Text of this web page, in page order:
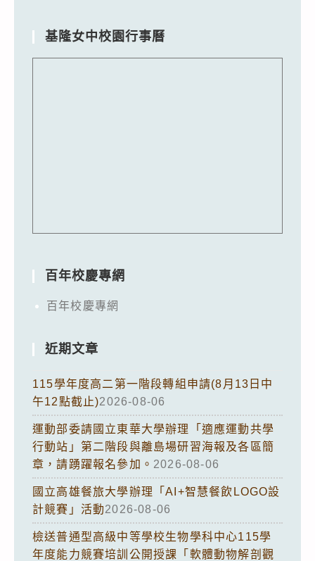
基隆女中校園行事曆
百年校慶專網
百年校慶專網
近期文章
115學年度高二第一階段轉組申請(8月13日中
午12點截止)2026-08-06
運動部委請國立東華大學辦理「適應運動共學
行動站」第二階段與離島場研習海報及各區簡
章，請踴躍報名參加。 2026-08-06
國立高雄餐旅大學辦理「AI+智慧餐飲LOGO設
計競賽」活動2026-08-06
檢送普通型高級中等學校生物學科中心115學
年度能力競賽培訓公開授課「軟體動物解剖觀